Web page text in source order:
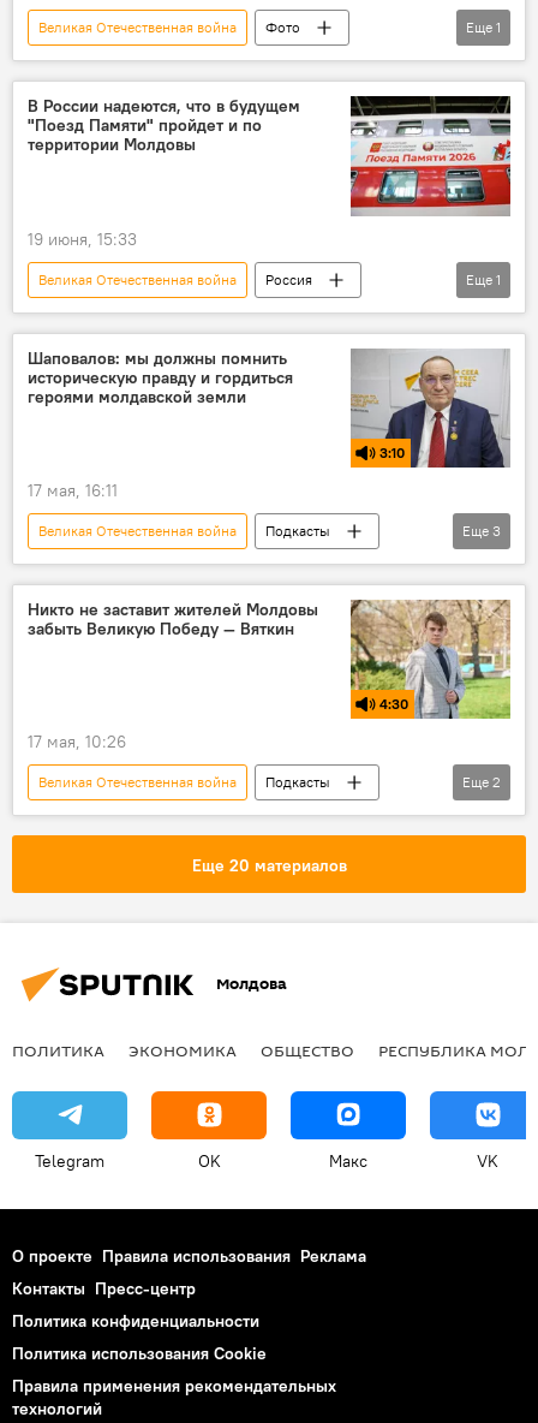
Великая Отечественная война
Фото
В мире
Еще 1
В России надеются, что в будущем
"Поезд Памяти" пройдет и по
территории Молдовы
19 июня, 15:33
Великая Отечественная война
Россия
Константин Косачев
Еще 1
Шаповалов: мы должны помнить
историческую правду и гордиться
героями молдавской земли
3:10
17 мая, 16:11
Великая Отечественная война
Подкасты
9 мая
герои Великой Отечественной войны
Еще 3
Никто не заставит жителей Молдовы
забыть Великую Победу — Вяткин
4:30
17 мая, 10:26
Великая Отечественная война
Подкасты
9 мая
Великая Победа
Еще 2
Еще 20 материалов
Молдова
ПОЛИТИКА ЭКОНОМИКА ОБЩЕСТВО РЕСПУБЛИКА
Telegram OK Макс VK
О проекте Правила использования Реклама
Контакты Пресс-центр
Политика конфиденциальности
Политика использования Cookie
Правила применения рекомендательных
технологий